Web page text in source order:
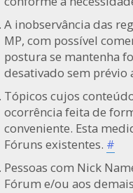
A inobservância das
MP, com possível
postura se mantenha
desativado sem prévio
Tópicos cujos
ocorrência feita de
conveniente. Esta
Fóruns existentes. #
Pessoas com Nick
Fórum e/ou aos